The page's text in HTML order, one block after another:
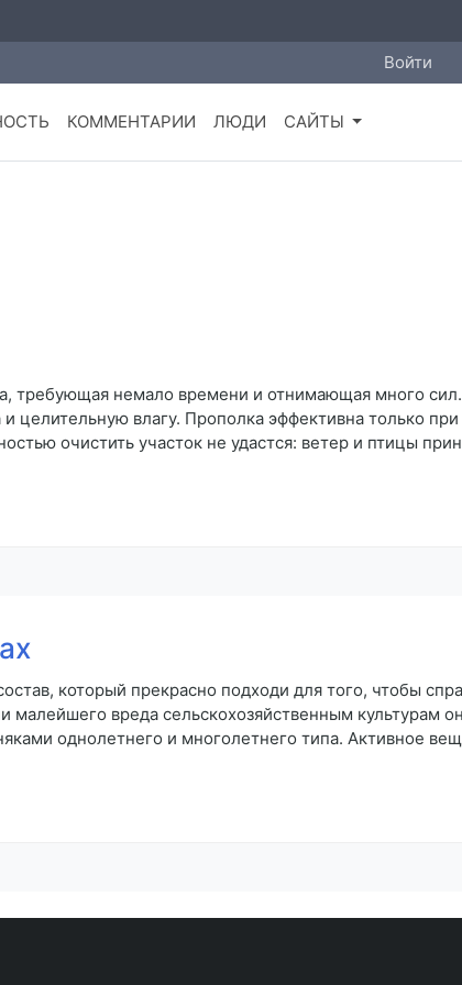
Войти
КОММЕНТАРИИ ЛЮДИ САЙТЫ
требующая немало времени и отнимающая много
целительную влагу. Прополка эффективна только
очистить участок не удастся: ветер и птицы
который прекрасно подходи для того, чтобы
вреда сельскохозяйственным культурам
однолетнего и многолетнего типа. Активное